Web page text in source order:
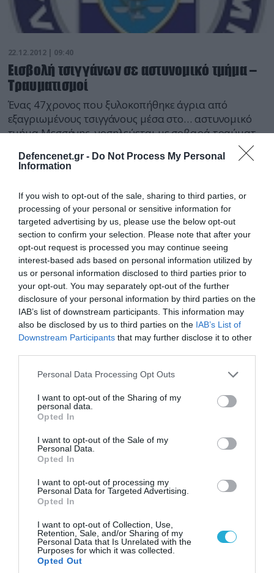
Defencenet.gr - Do Not Process My Personal
Information
If you wish to opt-out of the sale, sharing to third parties, or
processing of your personal or sensitive information for
targeted advertising by us, please use the below opt-out
section to confirm your selection. Please note that after your
opt-out request is processed you may continue seeing
interest-based ads based on personal information utilized by
us or personal information disclosed to third parties prior to
your opt-out. You may separately opt-out of the further
disclosure of your personal information by third parties on the
IAB’s list of downstream participants. This information may
also be disclosed by us to third parties on the IAB’s List of
Downstream Participants that may further disclose it to other
Please note that this website/app uses one or more Google
not limited to your visit or usage behaviour. You may click to
grant or deny consent to Google and its third-party tags to
use your data for below specified purposes in below Google
consent section.
Personal Data Processing Opt Outs
I want to opt-out of the Sharing of my
personal data.
Opted In
I want to opt-out of the Sale of my
Personal Data.
Opted In
I want to opt-out of processing my
Personal Data for Targeted Advertising.
Opted In
I want to opt-out of Collection, Use,
Retention, Sale, and/or Sharing of my
Personal Data that Is Unrelated with the
Purposes for which it was collected.
Opted Out
22.12.2012 | 09:40
Εισβολή τσιγγάνων σε αστυνομικό τμήμα –
Τραυματισμοί
Ένας 47χρονος που ξυλοκοπήθηκε άγρια από
εξαγριωμένους τσιγγάνους μέσα στο… αστυνομικό
τμήμα Μεσσήνης, νοσηλεύεται με σοβαρά τραύματα
στο πρόσωπο και όλο του το σώμα, στο νοσοκομείο
Καλαμάτας! Το περιστατικό συνέβη την περασμένη
ενημέρωσης αποσιωπήθηκε από την Αστυνομία!
Σύμφωνα με ρεπορτάζ του τηλεοπτικού σταθμού
Best που αναδημοσιεύει η ιστοσελίδα […]
22.12.2012 | 08:05
Μαύρο χρήμα και παράνομα όπλα “πνίγουν”
την Αττική
ΣΕ ΕΓΡΗΓΟΡΣΗ Η ΕΛΑΣ